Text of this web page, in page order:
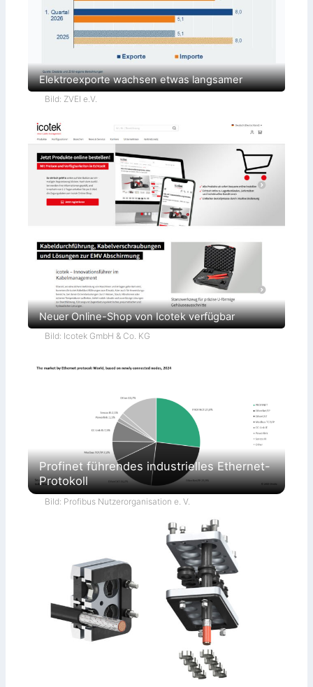
Elektroexporte wachsen etwas langsamer
Bild: ZVEI e.V.
Neuer Online-Shop von Icotek verfügbar
Bild: Icotek GmbH & Co. KG
Profinet führendes industrielles Ethernet-
Protokoll
Bild: Profibus Nutzerorganisation e. V.